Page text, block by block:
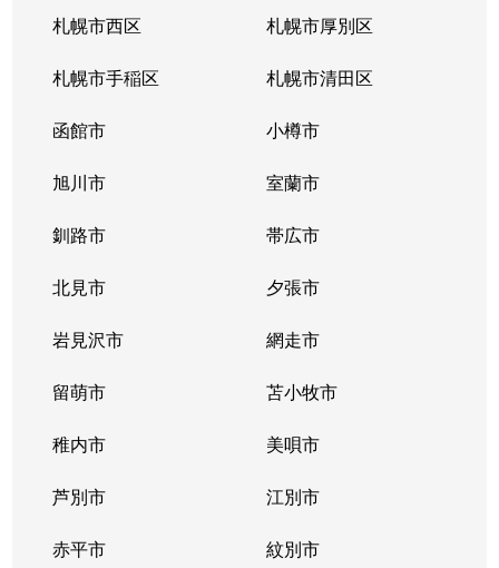
札幌市西区 札幌市厚別区
札幌市手稲区 札幌市清田区
函館市 小樽市
旭川市 室蘭市
釧路市 帯広市
北見市 夕張市
岩見沢市 網走市
留萌市 苫小牧市
稚内市 美唄市
芦別市 江別市
赤平市 紋別市